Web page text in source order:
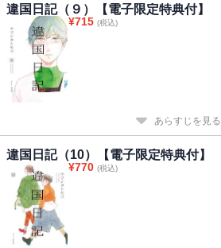
違国日記（９）【電子限定特典付】
¥715 (税込)
あらすじを見る
違国日記（10）【電子限定特典付】
¥770 (税込)